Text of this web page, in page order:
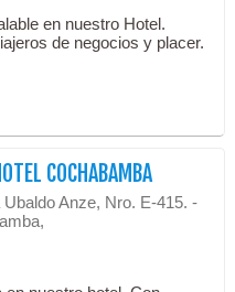
en nuestro Hotel.
de negocios y placer.
COCHABAMBA
Anze, Nro. E-415. -